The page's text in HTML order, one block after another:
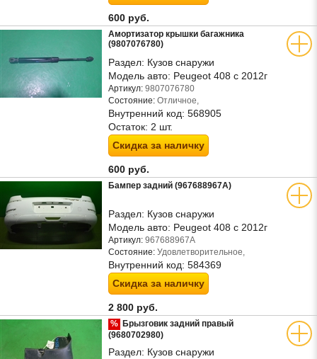
600 руб.
Амортизатор крышки багажника
(9807076780)
Раздел: Кузов снаружи
Модель авто: Peugeot 408 с 2012г
Артикул: 9807076780
Состояние: Отличное,
Внутренний код: 568905
Остаток: 2 шт.
Скидка за наличку
600 руб.
Бампер задний (967688967A)
Раздел: Кузов снаружи
Модель авто: Peugeot 408 с 2012г
Артикул: 967688967A
Состояние: Удовлетворительное,
Внутренний код: 584369
Скидка за наличку
2 800 руб.
% Брызговик задний правый
(9680702980)
Раздел: Кузов снаружи